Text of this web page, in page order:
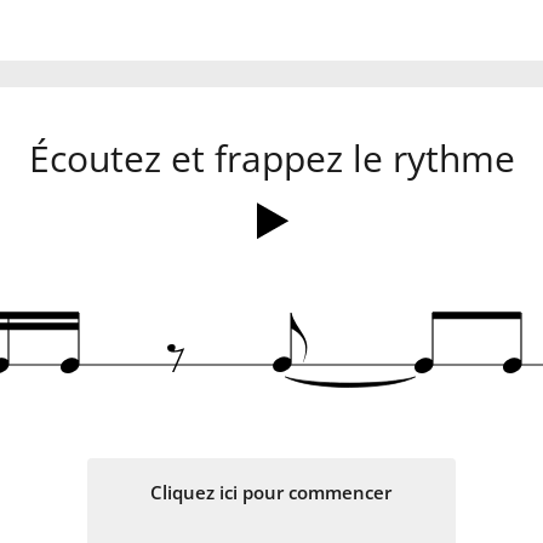
Écoutez et frappez le rythme
q ‰ e q q
Cliquez ici pour commencer